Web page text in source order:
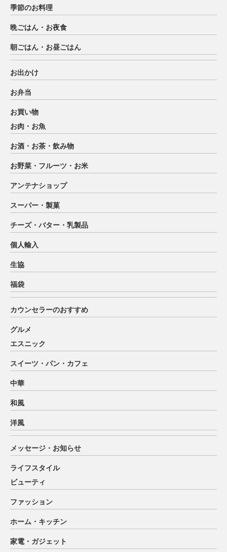
季節のお料理
晩ごはん・お夜食
朝ごはん・お昼ごはん
お出かけ
お弁当
お買い物
お肉・お魚
お酒・お茶・飲み物
お野菜・フルーツ・お米
アンテナショップ
スーパー・製菓
チーズ・バター・乳製品
個人輸入
生協
福袋
カウンセラーのおすすめ
グルメ
エスニック
スイーツ・パン・カフェ
中華
和風
洋風
メッセージ・お知らせ
ライフスタイル
ビューティ
ファッション
ホーム・キッチン
家電・ガジェット